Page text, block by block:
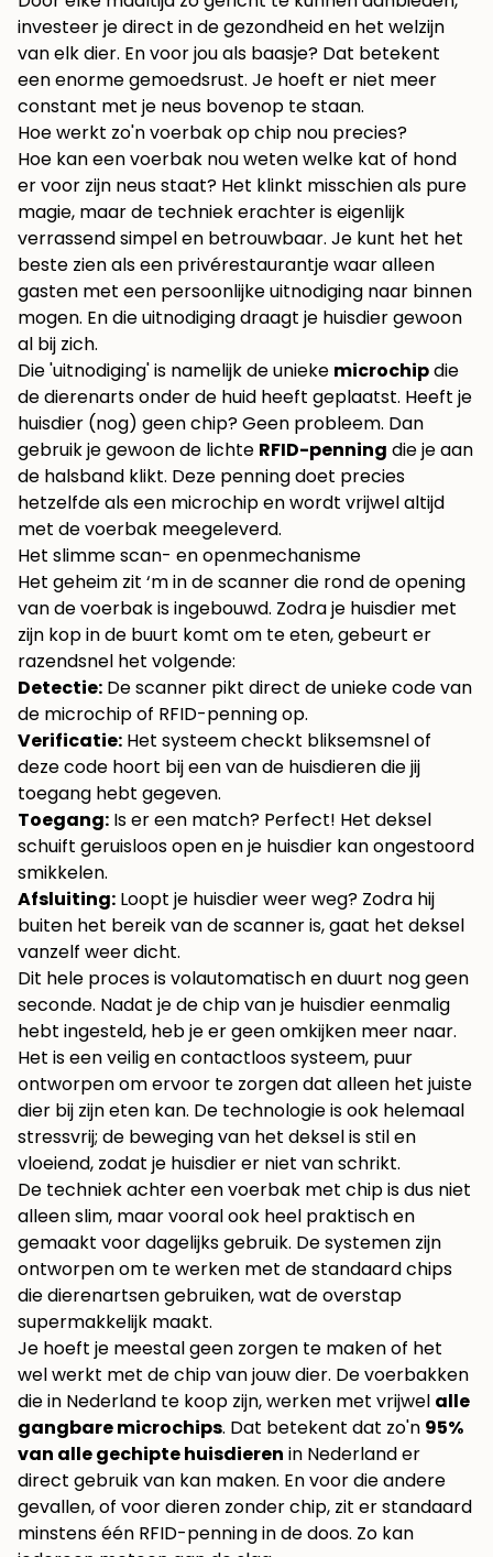
investeer je direct in de gezondheid en het welzijn
van elk dier. En voor jou als baasje? Dat betekent
een enorme gemoedsrust. Je hoeft er niet meer
constant met je neus bovenop te staan.
Hoe werkt zo'n voerbak op chip nou precies?
Hoe kan een voerbak nou weten welke kat of hond
er voor zijn neus staat? Het klinkt misschien als pure
magie, maar de techniek erachter is eigenlijk
verrassend simpel en betrouwbaar. Je kunt het het
beste zien als een privérestaurantje waar alleen
gasten met een persoonlijke uitnodiging naar binnen
mogen. En die uitnodiging draagt je huisdier gewoon
al bij zich.
Die 'uitnodiging' is namelijk de unieke microchipdie
de dierenarts onder de huid heeft geplaatst. Heeft je
huisdier (nog) geen chip? Geen probleem. Dan
gebruik je gewoon de lichte RFID-penning die je aan
de halsband klikt. Deze penning doet precies
hetzelfde als een microchip en wordt vrijwel altijd
met de voerbak meegeleverd.
Het slimme scan- en openmechanisme
Het geheim zit ‘m in de scanner die rond de opening
van de voerbak is ingebouwd. Zodra je huisdier met
zijn kop in de buurt komt om te eten, gebeurt er
razendsnel het volgende:
Detectie: De scanner pikt direct de unieke code van
de microchip of RFID-penning op.
Verificatie: Het systeem checkt bliksemsnel of
deze code hoort bij een van de huisdieren die jij
toegang hebt gegeven.
Toegang: Is er een match? Perfect! Het deksel
schuift geruisloos open en je huisdier kan ongestoord
smikkelen.
Afsluiting: Loopt je huisdier weer weg? Zodra hij
buiten het bereik van de scanner is, gaat het deksel
vanzelf weer dicht.
Dit hele proces is volautomatisch en duurt nog geen
seconde. Nadat je de chip van je huisdier eenmalig
hebt ingesteld, heb je er geen omkijken meer naar.
Het is een veilig en contactloos systeem, puur
ontworpen om ervoor te zorgen dat alleen het juiste
dier bij zijn eten kan. De technologie is ook helemaal
stressvrij; de beweging van het deksel is stil en
vloeiend, zodat je huisdier er niet van schrikt.
De techniek achter een voerbak met chip is dus niet
alleen slim, maar vooral ook heel praktisch en
gemaakt voor dagelijks gebruik. De systemen zijn
ontworpen om te werken met de standaard chips
die dierenartsen gebruiken, wat de overstap
supermakkelijk maakt.
Je hoeft je meestal geen zorgen te maken of het
wel werkt met de chip van jouw dier. De voerbakken
die in Nederland te koop zijn, werken met vrijwel alle
gangbare microchips. Dat betekent dat zo'n 95%
van alle gechipte huisdieren in Nederland er
direct gebruik van kan maken. En voor die andere
gevallen, of voor dieren zonder chip, zit er standaard
minstens één RFID-penning in de doos. Zo kan